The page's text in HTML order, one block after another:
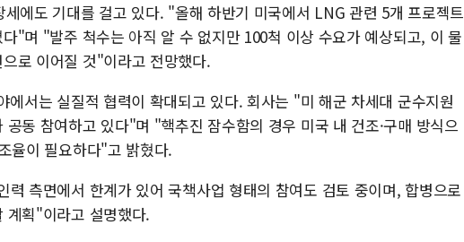
에도 기대를 걸고 있다. "올해 하반기 미국에서 LNG 관련 5개 프로젝트
"며 "발주 척수는 아직 알 수 없지만 100척 이상 수요가 예상되고, 이 물
로 이어질 것"이라고 전망했다.
에서는 실질적 협력이 확대되고 있다. 회사는 "미 해군 차세대 군수지원
동 참여하고 있다"며 "핵추진 잠수함의 경우 미국 내 건조·구매 방식으
율이 필요하다"고 밝혔다.
력 측면에서 한계가 있어 국책사업 형태의 참여도 검토 중이며, 합병으로
계획"이라고 설명했다.